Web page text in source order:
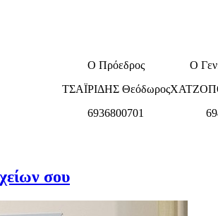
Ο Πρόεδρος
ΤΣΑΪΡΙΔΗΣ Θεόδωρος
6936800701
Ο
σου